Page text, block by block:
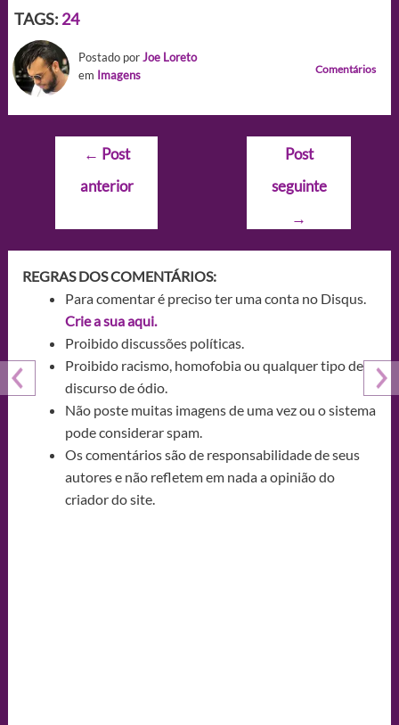
TAGS: 24
Postado porJoe Loreto
em Imagens Comentários
Navegação
Post
← Post
anterior
Post
seguinte
→
REGRAS DOS COMENTÁRIOS:
Para comentar é preciso ter uma conta no Disqus.
Crie a sua aqui.
Proibido discussões políticas.
Proibido racismo, homofobia ou qualquer tipo de
discurso de ódio.
Não poste muitas imagens de uma vez ou o sistema
pode considerar spam.
Os comentários são de responsabilidade de seus
autores e não refletem em nada a opinião do
criador do site.